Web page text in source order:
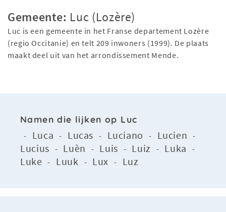
Gemeente: Luc (Lozère)
Luc is een gemeente in het Franse departement Lozère
(regio Occitanie) en telt 209 inwoners (1999). De plaats
maakt deel uit van het arrondissement Mende.
Namen die lijken op Luc
- Luca - Lucas - Luciano - Lucien -
Lucius - Luèn - Luis - Luiz - Luka -
Luke - Luuk - Lux - Luz